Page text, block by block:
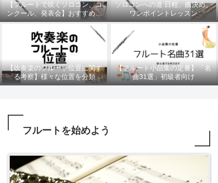
【フルートで吹くソロコン、コ
ンクール、発表会】おすすめの
10曲
ソロコンへの道 日程、曲決め、
ワンポイントレッスン
【吹奏楽のフルート位置に関す
る考察】様々な位置を分類
【フルート小品集の定番】「名
曲31選」初級者向け
フルートを始めよう